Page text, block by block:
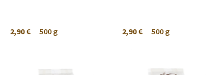
2,90 € 500 g 2,90 € 500 g